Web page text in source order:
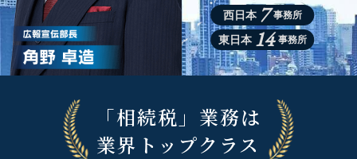
西日本 7 事務所
東日本 14 事務所
「相続税」業務は
業界トップクラス